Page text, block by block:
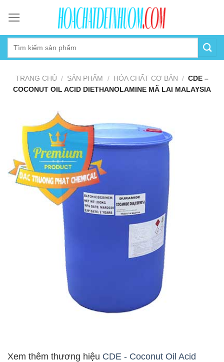
content
TRANG CHỦ / SẢN PHẨM / HÓA CHẤT CƠ BẢN / CDE –
COCONUT OIL ACID DIETHANOLAMINE MÃ LAI MALAYSIA
CDE - Coconut Oil Acid